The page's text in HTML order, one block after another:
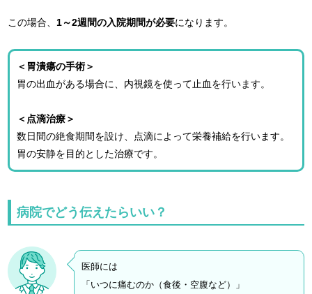
この場合、 1～2週間の入院期間が必要になります。
＜胃潰瘍の手術＞
胃の出血がある場合に、内視鏡を使って止血を行います。
＜点滴治療＞
数日間の絶食期間を設け、点滴によって栄養補給を行います。
胃の安静を目的とした治療です。
病院でどう伝えたらいい？
医師には
「いつに痛むのか（食後・空腹など）」